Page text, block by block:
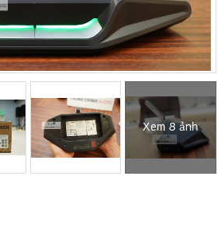
Xem 8 ảnh